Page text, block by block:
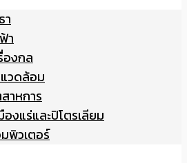
า
า
องกล
วดล้อม
าหการ
งแร่และปิโตรเลียม
พิวเตอร์